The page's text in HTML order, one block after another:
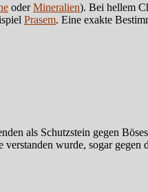
oderMineralien). Bei hellem
Prasem. Eine exakte
als Schutzstein gegen
wurde, sogar